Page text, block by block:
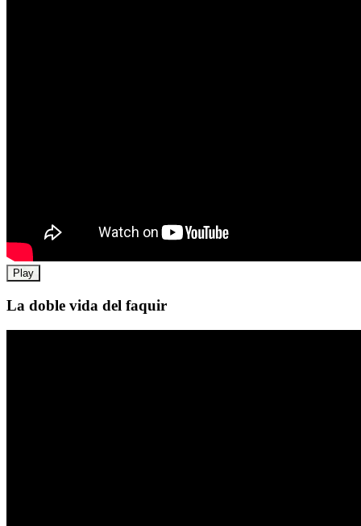
Play
La doble vida del faquir